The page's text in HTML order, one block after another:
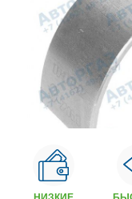
Гарантии
Статьи
Автомобили
Автомобили
+7 (4162) 22-95-09
Запчасти